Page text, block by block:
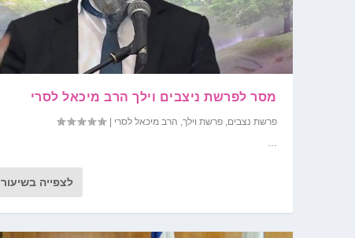
מסר לפרשת ניצבים וילך הרב מיכאל לסרי
פרשת נצבים,פרשת וילך, הרב מיכאל לסרי |
לצפייה בשיעור